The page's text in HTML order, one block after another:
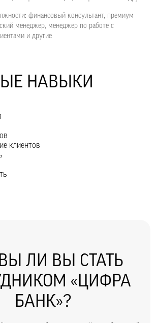
финансовый консультант, премиум
менеджер, менеджер по работе с
и другие
НАВЫКИ
клиентов
ЛИ ВЫ СТАТЬ
«ЦИФРА
БАНК»?